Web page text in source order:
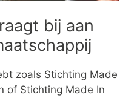
bij aan
zoals Stichting Made
of Stichting Made In